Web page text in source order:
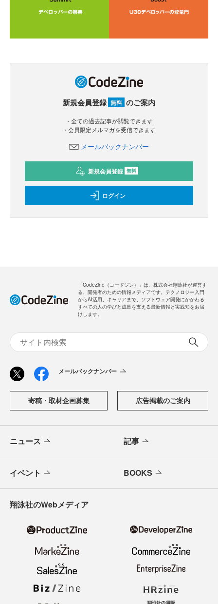
新規会員登録 無料 のご案内
・全ての過去記事が閲覧できます
・会員限定メルマガを受信できます
メールバックナンバー
新規会員登録 無料
ログイン
「CodeZine（コードジン）」は、株式会社翔泳社が運営す
る、開発者のための情報メディアです。テクノロジー入門
からAI活用、キャリアまで、ソフトウェア開発にかかわる
すべての人の学びと成長を支える最新情報と実践知をお届
けします。
メールバックナンバー
寄稿・取材企画募集 広告掲載のご案内
ニュース 記事
イベント BOOKS
翔泳社のWebメディア